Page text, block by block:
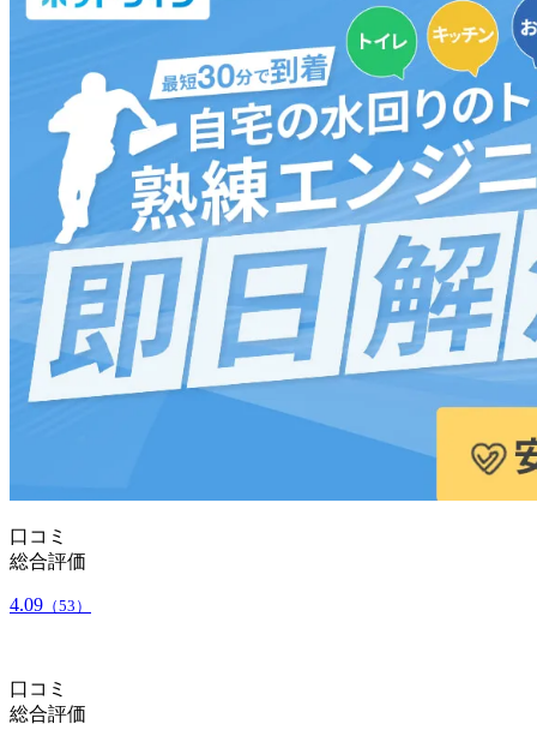
口コミ
総合評価
4.09 （53）
口コミ
総合評価